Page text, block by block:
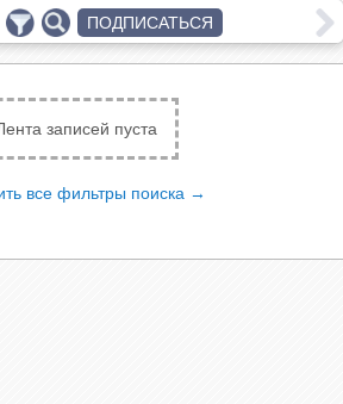
записей пуста
все фильтры поиска →
ПОДПИСАТЬСЯ